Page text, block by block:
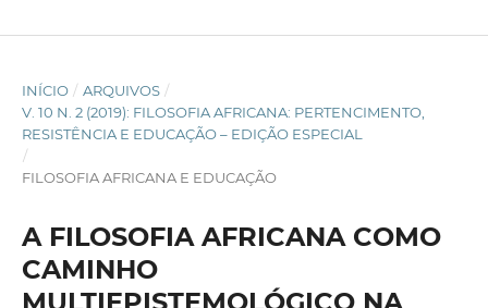
INÍCIO / ARQUIVOS /
V. 10 N. 2 (2019): FILOSOFIA AFRICANA: PERTENCIMENTO,
RESISTÊNCIA E EDUCAÇÃO – EDIÇÃO ESPECIAL
/
FILOSOFIA AFRICANA E EDUCAÇÃO
A FILOSOFIA AFRICANA COMO
CAMINHO